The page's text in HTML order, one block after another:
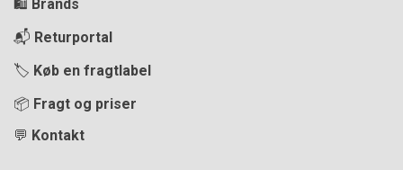
🛍️ Brands
📬 Returportal
🏷️ Køb en fragtlabel
📦 Fragt og priser
💬 Kontakt